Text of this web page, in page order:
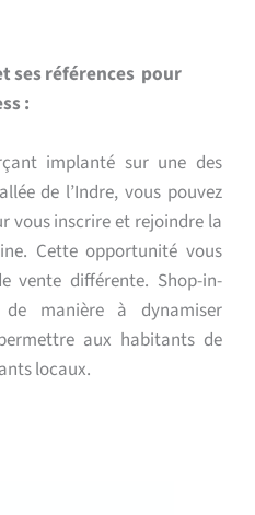
ses références pour
:
implanté sur une des
de l’Indre, vous pouvez
vous inscrire et rejoindre la
Cette opportunité vous
vente différente. Shop-in-
manière à dynamiser
aux habitants de
locaux.